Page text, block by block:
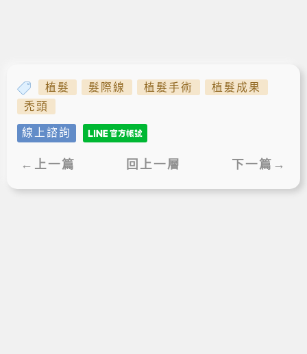
植髮 髮際線 植髮手術
植髮成果
禿頭
線上諮詢
←上一篇 回上一層 下一篇→